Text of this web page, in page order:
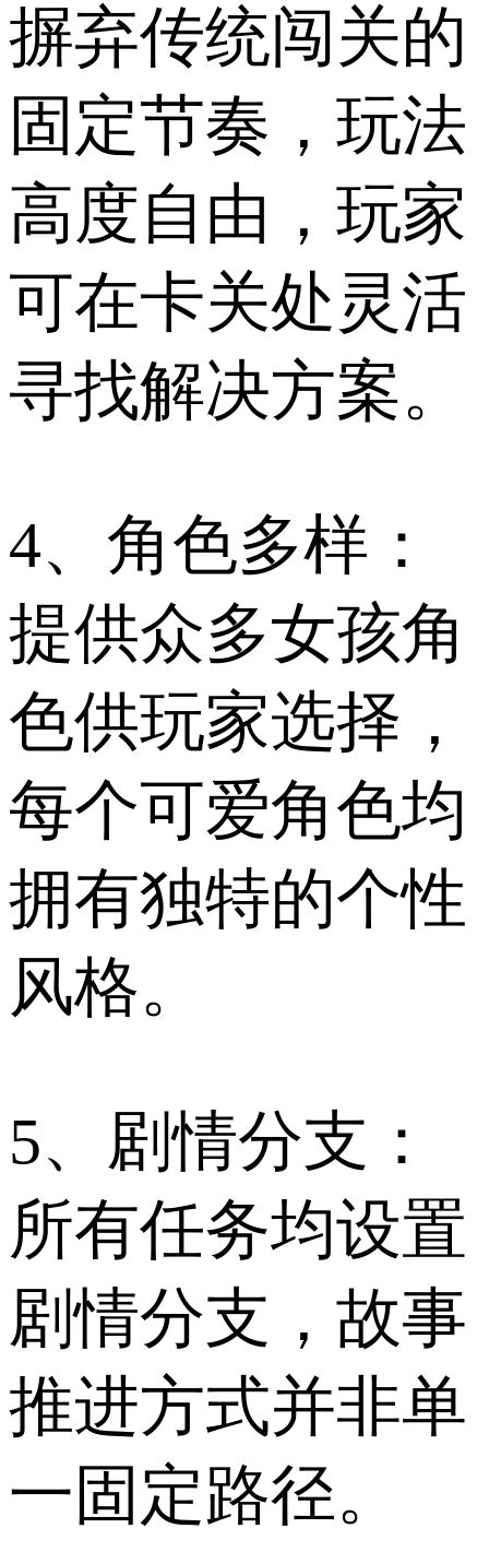
摒弃传统闯关的
固定节奏，玩法
高度自由，玩家
可在卡关处灵活
寻找解决方案。
4、角色多样：
提供众多女孩角
色供玩家选择，
每个可爱角色均
拥有独特的个性
风格。
5、剧情分支：
所有任务均设置
剧情分支，故事
推进方式并非单
一固定路径。